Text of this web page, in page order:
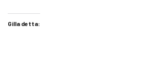
Gilla detta: